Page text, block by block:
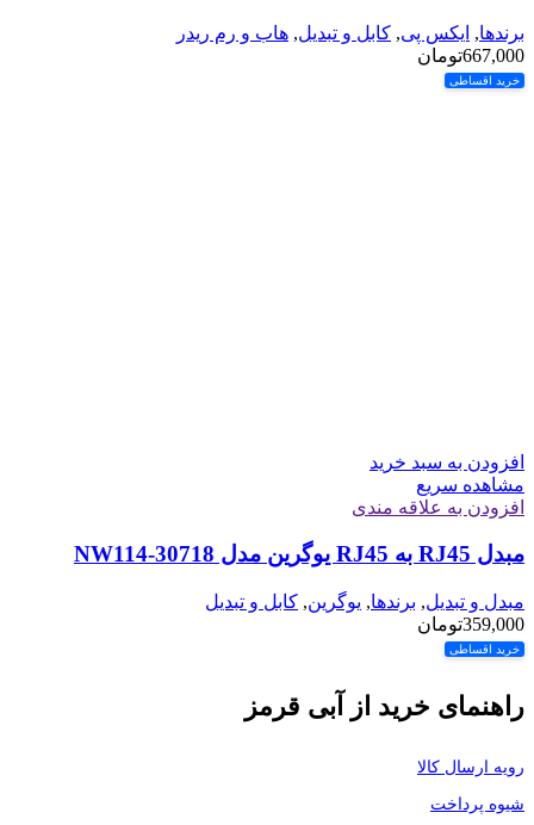
برندها, ایکس پی, کابل و تبدیل, هاب و رم ریدر
667,000تومان
خرید اقساطی
افزودن به سبد خرید
مشاهده سریع
افزودن به علاقه مندی
مبدل RJ45 به RJ45 یوگرین مدل NW114-30718
مبدل و تبدیل, برندها, یوگرین, کابل و تبدیل
359,000تومان
خرید اقساطی
راهنمای خرید از آبی قرمز
رویه ارسال کالا
شیوه پرداخت